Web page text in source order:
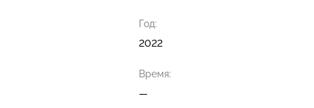
Год:
2022
Время:
—